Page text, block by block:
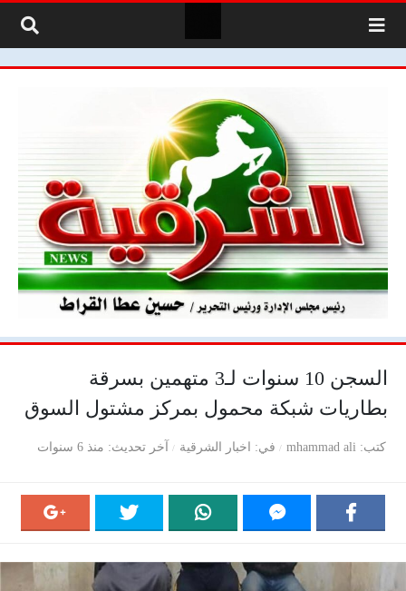
السجن 10 سنوات لـ3 متهمين بسرقة
بطاريات شبكة محمول بمركز مشتول السوق
كتب mhammad ali في اخبار الشرقية آخر تحديث منذ 6 سنوات